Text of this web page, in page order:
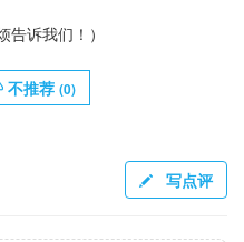
告诉我们！）
不推荐 (0)
写点评